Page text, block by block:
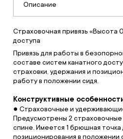
Описание
Страховочная привязь «Высота
доступа
Привязь для работы в
составе систем канатного
страховки, удержания и
работу в положении сидя.
Конструктивные
● Страховочные и
Предусмотрены 2 страховочные
спине. Имеется 1 брюшная точка
позиционирования в положении